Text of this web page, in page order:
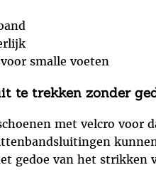
smalle voeten
te trekken zonder
met velcro voor
gedoe van het strikken